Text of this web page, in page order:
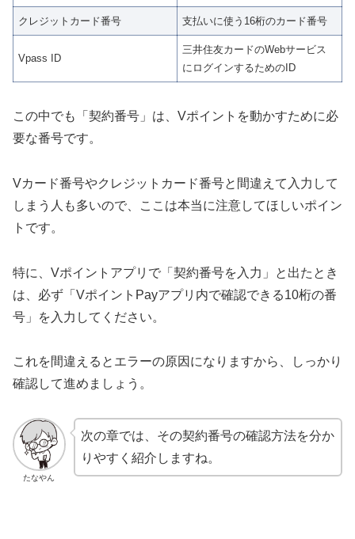
クレジットカード番号 支払いに使う16桁のカード番号
Vpass ID
三井住友カードのWebサービス
にログインするためのID
この中でも「契約番号」は、Vポイントを動かすために必
要な番号です。
Vカード番号やクレジットカード番号と間違えて入力して
しまう人も多いので、ここは本当に注意してほしいポイン
トです。
特に、Vポイントアプリで「契約番号を入力」と出たとき
は、必ず「VポイントPayアプリ内で確認できる10桁の番
号」を入力してください。
これを間違えるとエラーの原因になりますから、しっかり
確認して進めましょう。
たなやん
次の章では、その契約番号の確認方法を分か
りやすく紹介しますね。